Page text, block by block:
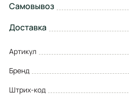
Самовывоз
Доставка
Артикул
Бренд
Штрих-код